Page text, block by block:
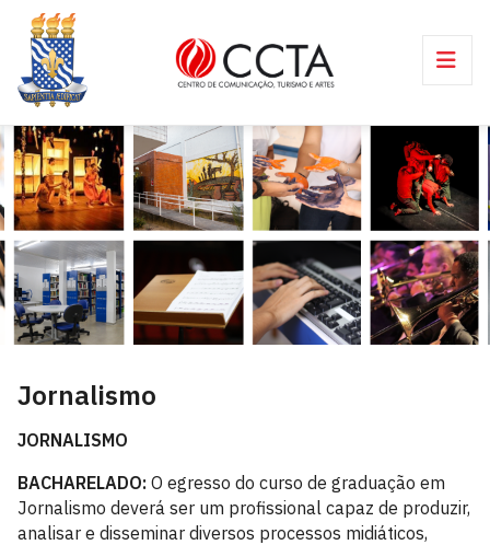
Jornalismo
JORNALISMO
BACHARELADO: O egresso do curso de graduação em
Jornalismo deverá ser um profissional capaz de produzir,
analisar e disseminar diversos processos midiáticos,